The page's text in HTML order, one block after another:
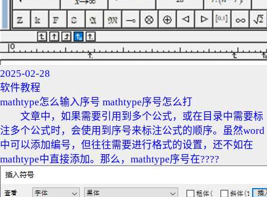
2025-02-28
软件教程
mathtype怎么输入序号 mathtype序号怎么打
文章中，如果需要引用到多个公式，或在目录中需要标
注多个公式时，会使用到序号来标注公式的顺序。虽然word
中可以添加编号，但往往需要进行格式的设置，还不如在
mathtype中直接添加。那么，mathtype序号在????